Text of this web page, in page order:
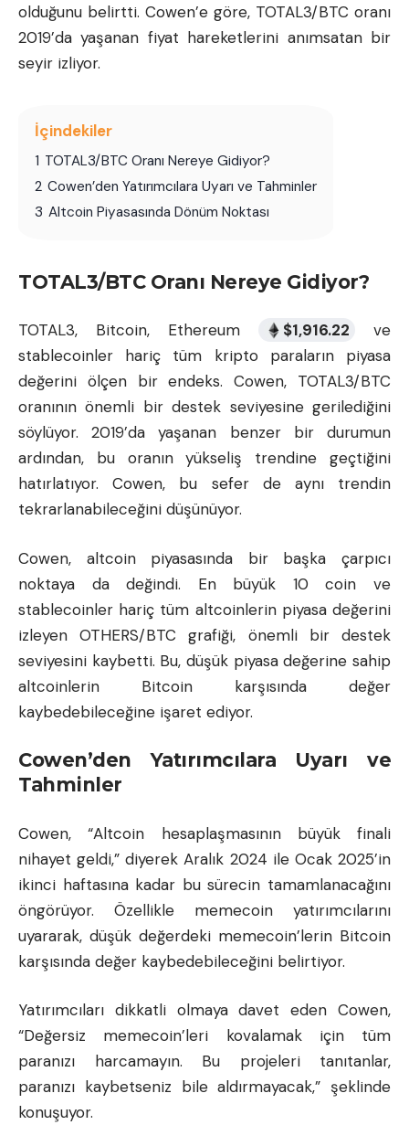
olduğunu belirtti. Cowen’e göre, TOTAL3/BTC oranı
2019’da yaşanan fiyat hareketlerini anımsatan bir
seyir izliyor.
İçindekiler
1 TOTAL3/BTC Oranı Nereye Gidiyor?
2 Cowen’den Yatırımcılara Uyarı ve Tahminler
3 Altcoin Piyasasında Dönüm Noktası
TOTAL3/BTC Oranı Nereye Gidiyor?
TOTAL3, Bitcoin, Ethereum $1,916.22
ve
stablecoinler hariç tüm kripto paraların piyasa
değerini ölçen bir endeks. Cowen, TOTAL3/BTC
oranının önemli bir destek seviyesine gerilediğini
söylüyor. 2019’da yaşanan benzer bir durumun
ardından, bu oranın yükseliş trendine geçtiğini
hatırlatıyor. Cowen, bu sefer de aynı trendin
tekrarlanabileceğini düşünüyor.
Cowen, altcoin piyasasında bir başka çarpıcı
noktaya da değindi. En büyük 10 coin ve
stablecoinler hariç tüm altcoinlerin piyasa değerini
izleyen OTHERS/BTC grafiği, önemli bir destek
seviyesini kaybetti. Bu, düşük piyasa değerine sahip
altcoinlerin Bitcoin karşısında değer
kaybedebileceğine işaret ediyor.
Cowen’den Yatırımcılara Uyarı ve
Tahminler
Cowen, “Altcoin hesaplaşmasının büyük finali
nihayet geldi,” diyerek Aralık 2024 ile Ocak 2025’in
ikinci haftasına kadar bu sürecin tamamlanacağını
öngörüyor. Özellikle memecoin yatırımcılarını
uyararak, düşük değerdeki memecoin’lerin Bitcoin
karşısında değer kaybedebileceğini belirtiyor.
Yatırımcıları dikkatli olmaya davet eden Cowen,
“Değersiz memecoin’leri kovalamak için tüm
paranızı harcamayın. Bu projeleri tanıtanlar,
paranızı kaybetseniz bile aldırmayacak,” şeklinde
konuşuyor.